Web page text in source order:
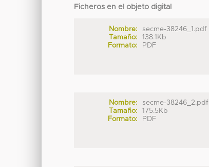
Ficheros en el objeto digital
Nombre:
secme-38246_1.pdf
Tamaño:
138.1Kb
Formato:
PDF
Nombre:
secme-38246_2.pdf
Tamaño:
175.5Kb
Formato:
PDF